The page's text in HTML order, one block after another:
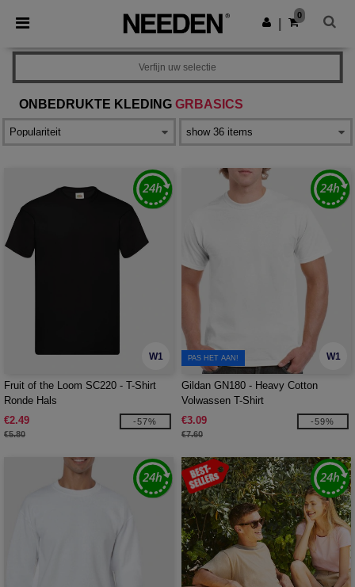
× Needen-app
Betere prijzen in de app!
Download app
0
ONBEDRUKTE KLEDING GRBASICS
Verfijn uw selectie
W1
Fruit of the Loom SC220 - T-Shirt
Ronde Hals
€2.49
€5.80
-57%
W1
PAS HET AAN!
Gildan GN180 - Heavy Cotton
Volwassen T-Shirt
€3.09
€7.60
-59%